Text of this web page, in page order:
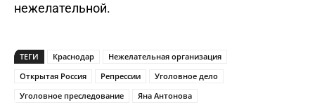
нежелательной.
ТЕГИ Краснодар
Нежелательная организация
Открытая Россия
Репрессии
Уголовное дело
Уголовное преследование
Яна Антонова